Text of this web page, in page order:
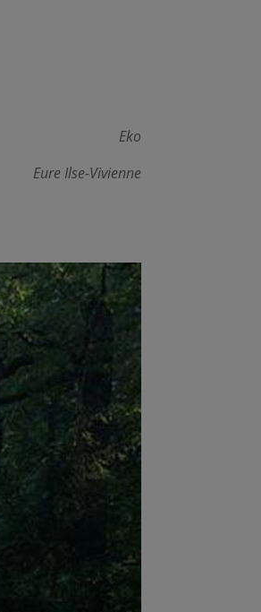
Eko
Eure Ilse-Vivienne